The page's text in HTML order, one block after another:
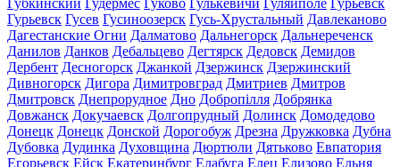
Губкинский Гудермес Гуково Гулькевичи Гуляйполе Гурьевск
Гурьевск Гусев Гусиноозерск Гусь-Хрустальный Давлеканово
Дагестанские Огни Далматово Дальнегорск Дальнереченск
Данилов Данков Дебальцево Дегтярск Дедовск Демидов
Дербент Десногорск Джанкой Дзержинск Дзержинский
Дивногорск Дигора Димитровград Дмитриев Дмитров
Дмитровск Днепрорудное Дно Добропілля Добрянка
Довжанск Докучаевск Долгопрудный Долинск Домодедово
Донецк Донецк Донской Дорогобуж Дрезна Дружковка Дубна
Дубовка Дудинка Духовщина Дюртюли Дятьково Евпатория
Егорьевск Ейск Екатеринбург Елабуга Елец Елизово Ельня